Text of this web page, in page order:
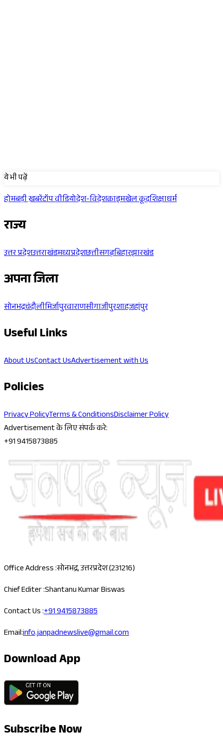
ये भी पढ़ें
होमबड़ी ख़बरेंटॉप वीडियोदेश-विदेशक्राइमखेल कूदशिक्षाधर्म
राज्य
उत्तर प्रदेशउत्तराखंडमध्यप्रदेशछत्तीसगढ़बिहारझारखंड
अपना जिला
सोनभद्रचंदौलीमिर्जापुरवाराणसीगाजीपुरशाहजहांपुर
Useful Links
About UsContact UsAdvertisement with Us
Policies
Privacy PolicyTerms & ConditionsDisclaimer Policy
Advertisement के लिए संपर्क करे:
+91 9415873885
Office Address :सोनभद्र, उत्तरप्रदेश (231216)
Chief Editer :Shantanu Kumar Biswas
Contact Us :+91 9415873885
Email:info.janpadnewslive@gmail.com
Download App
Subscribe Now